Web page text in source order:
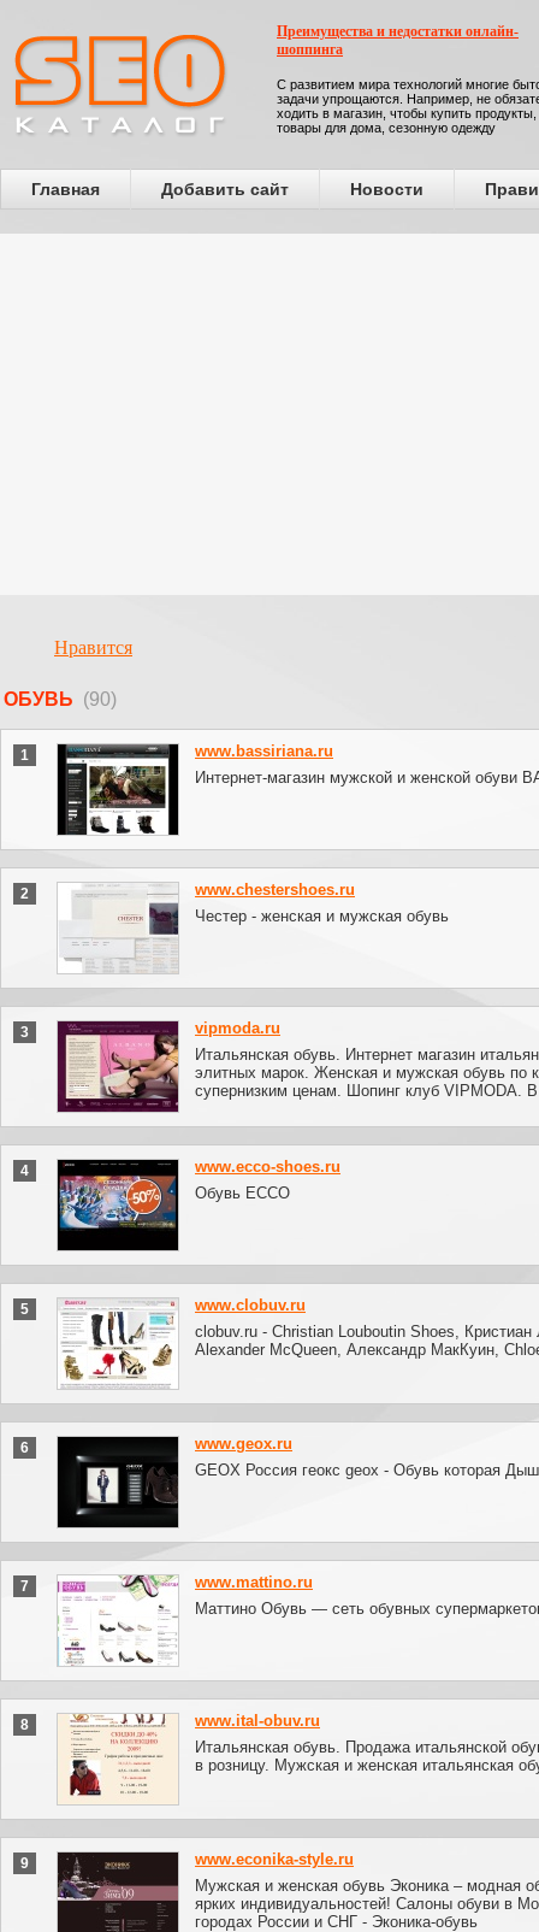
Преимущества и недостатки онлайн-
шоппинга
С развитием мира технологий многие
задачи упрощаются. Например, не
ходить в магазин, чтобы купить продукты,
товары для дома, сезонную одежду
Главная Добавить сайт Новости
Нравится
ОБУВЬ (90)
1
www.bassiriana.ru
Интернет-магазин мужской и женской обуви
2
www.chestershoes.ru
Честер - женская и мужская обувь
3
vipmoda.ru
Итальянская обувь. Интернет магазин
элитных марок. Женская и мужская обувь по
супернизким ценам. Шопинг клуб
4
www.ecco-shoes.ru
Обувь ECCO
5
www.clobuv.ru
clobuv.ru - Christian Louboutin Shoes, Кристиан
Alexander McQueen, Александр МакКуин,
6
www.geox.ru
GEOX Россия геокс geox - Обувь которая
7
www.mattino.ru
Маттино Обувь — сеть обувных
8
www.ital-obuv.ru
Итальянская обувь. Продажа итальянской
в розницу. Мужская и женская итальянская
9
www.econika-style.ru
Мужская и женская обувь Эконика – модная
ярких индивидуальностей! Салоны обуви в
городах России и СНГ - Эконика-обувь